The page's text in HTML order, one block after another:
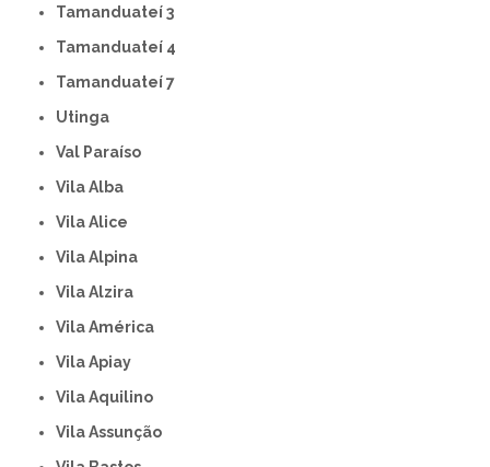
Tamanduateí 3
Tamanduateí 4
Tamanduateí 7
Utinga
Val Paraíso
Vila Alba
Vila Alice
Vila Alpina
Vila Alzira
Vila América
Vila Apiay
Vila Aquilino
Vila Assunção